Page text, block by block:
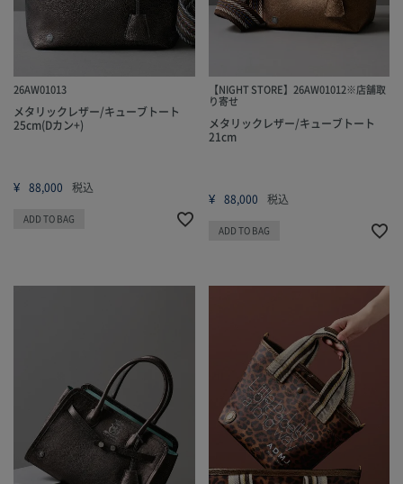
26AW01013
メタリックレザー/キューブトート
25cm(Dカン+)
¥ 88,000 税込
ADD TO BAG
【NIGHT STORE】26AW01012※店舗取
り寄せ
メタリックレザー/キューブトート
21cm
¥ 88,000 税込
ADD TO BAG